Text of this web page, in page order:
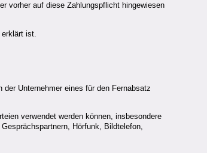
vorher auf diese Zahlungspflicht hingewiesen
ist.
Unternehmer eines für den Fernabsatz
verwendet werden können, insbesondere
Hörfunk, Bildtelefon,